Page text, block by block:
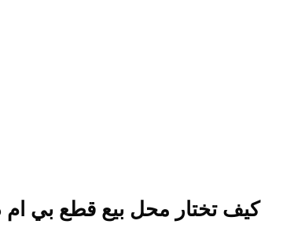
كيف تختار محل بيع قطع بي ام